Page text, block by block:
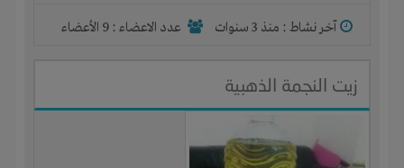
آخر نشاط : منذ 3 سنوات عدد الاعضاء : 9 الأعضاء
زيت النجمة الذهبية